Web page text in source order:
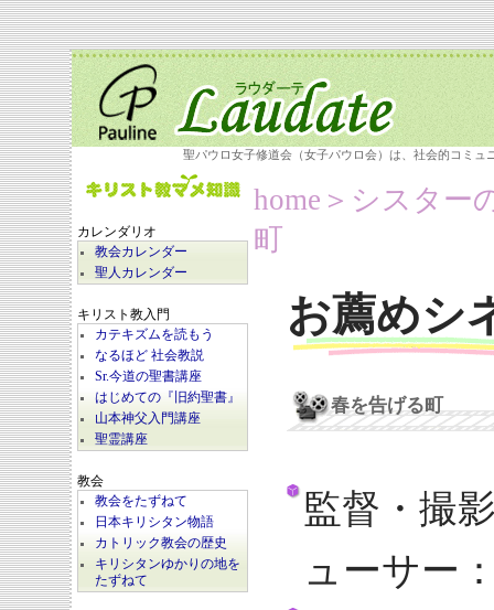
聖パウロ女子修道会（女子パウロ会）は、社会的コミ
カレンダリオ
教会カレンダー
聖人カレンダー
キリスト教入門
カテキズムを読もう
なるほど 社会教説
Sr.今道の聖書講座
はじめての『旧約聖書』
山本神父入門講座
聖霊講座
教会
教会をたずねて
日本キリシタン物語
カトリック教会の歴史
キリシタンゆかりの地を
たずねて
home ＞シスター
町
お薦めシ
春を告げる町
監督・撮
ューサー